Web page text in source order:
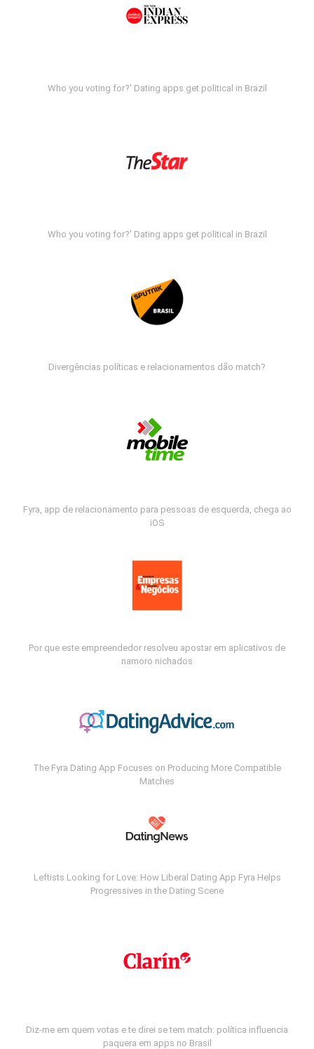
Who you voting for?' Dating apps get political in Brazil
Who you voting for?' Dating apps get political in Brazil
Divergências políticas e relacionamentos dão match?
Fyra, app de relacionamento para pessoas de esquerda, chega ao
iOS
Por que este empreendedor resolveu apostar em aplicativos de
namoro nichados
The Fyra Dating App Focuses on Producing More Compatible
Matches
Leftists Looking for Love: How Liberal Dating App Fyra Helps
Progressives in the Dating Scene
Diz-me em quem votas e te direi se tem match: política influencia
paquera em apps no Brasil